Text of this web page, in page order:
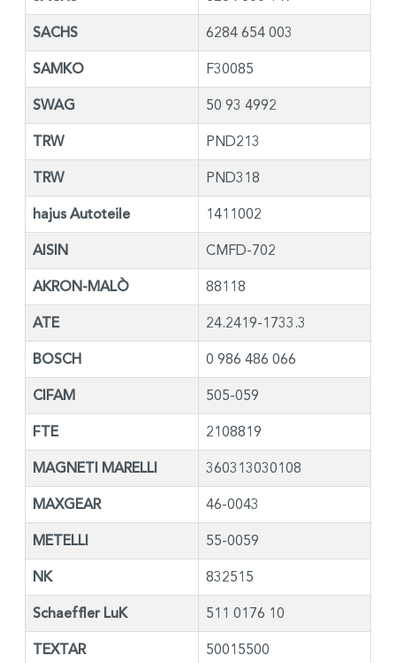
SACHS 6284 654 003
SAMKO F30085
SWAG 50 93 4992
TRW PND213
TRW PND318
hajus Autoteile 1411002
AISIN CMFD-702
AKRON-MALÒ 88118
ATE 24.2419-1733.3
BOSCH 0 986 486 066
CIFAM 505-059
FTE 2108819
MAGNETI MARELLI 360313030108
MAXGEAR 46-0043
METELLI 55-0059
NK 832515
Schaeffler LuK 511 0176 10
TEXTAR 50015500